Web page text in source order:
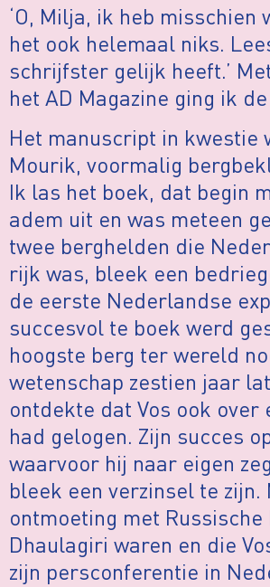
‘O, Milja, ik heb
het ook helemaal niks.
schrijfster gelijk heeft.’
het AD Magazine ging ik
Het manuscript in kwestie
Mourik, voormalig
Ik las het boek, dat begin
adem uit en was meteen
twee berghelden die
rijk was, bleek een
de eerste Nederlandse
succesvol te boek werd
hoogste berg ter wereld
wetenschap zestien jaar
ontdekte dat Vos ook
had gelogen. Zijn succes
waarvoor hij naar eigen
bleek een verzinsel te
ontmoeting met
Dhaulagiri waren en die
zijn persconferentie in